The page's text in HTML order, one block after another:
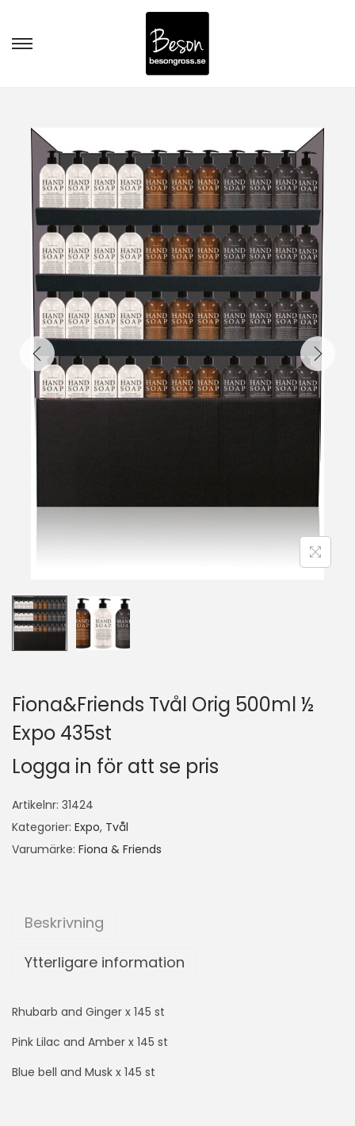
Fiona&Friends Tvål Orig 500ml ½
Expo 435st
Logga in för att se pris
Artikelnr: 31424
Kategorier: Expo, Tvål
Varumärke: Fiona & Friends
Beskrivning
Ytterligare information
Rhubarb and Ginger x 145 st
Pink Lilac and Amber x 145 st
Blue bell and Musk x 145 st